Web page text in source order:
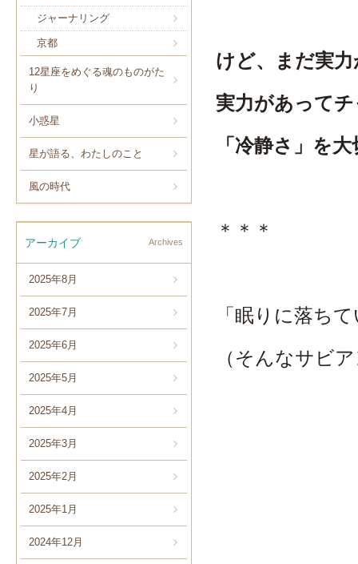
ジャーナリング
京都
12星座をめぐる魂のものがた
り
小惑星
星が語る、わたしのこと
風の時代
アーカイブ Archives
2025年8月
2025年7月
2025年6月
2025年5月
2025年4月
2025年3月
2025年2月
2025年1月
2024年12月
けど、まだ実
実力があって
「冷静さ」を
＊＊＊
「眠りに落ち
（そんなサビ